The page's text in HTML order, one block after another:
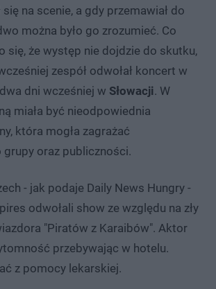
się na scenie, a gdy przemawiał do
można było go zrozumieć. Co
się, że występ nie dojdzie do skutku,
zespół odwołał koncert w
dni wcześniej w Słowacji. W
miała być nieodpowiednia
która mogła zagrażać
oraz publiczności.
- jak podaje Daily News Hungry -
odwołali show ze względu na zły
"Piratów z Karaibów". Aktor
przebywając w hotelu.
z pomocy lekarskiej.